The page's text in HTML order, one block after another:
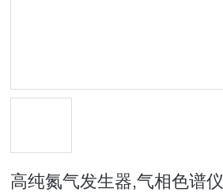
高纯氮气发生器,气相色谱仪